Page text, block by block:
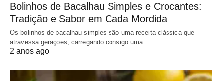
Bolinhos de Bacalhau Simples e Crocantes:
Tradição e Sabor em Cada Mordida
Os bolinhos de bacalhau simples são uma receita clássica que
atravessa gerações, carregando consigo uma…
2 anos ago